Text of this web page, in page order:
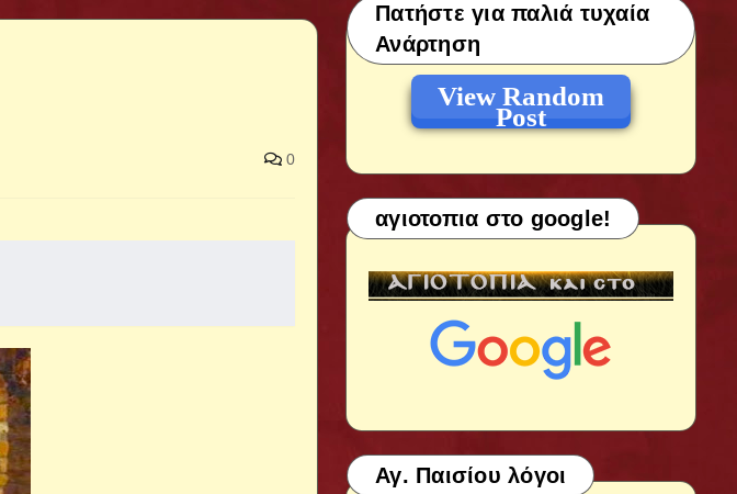
0
Πατήστε για παλιά τυχαία
Ανάρτηση
View Random
Post
αγιοτοπια στο google!
Αγ. Παισίου λόγοι